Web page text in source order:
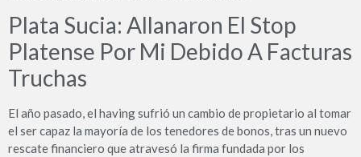
Plata Sucia: Allanaron El Stop
Platense Por Mi Debido A Facturas
Truchas
El año pasado, el having sufrió un cambio de propietario al tomar
el ser capaz la mayoría de los tenedores de bonos, tras un nuevo
rescate financiero que atravesó la firma fundada por los